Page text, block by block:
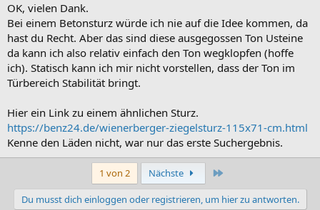
OK, vielen Dank.
Bei einem Betonsturz würde ich nie auf die Idee kommen, da
hast du Recht. Aber das sind diese ausgegossen Ton Usteine
da kann ich also relativ einfach den Ton wegklopfen (hoffe
ich). Statisch kann ich mir nicht vorstellen, dass der Ton im
Türbereich Stabilität bringt.
Hier ein Link zu einem ähnlichen Sturz.
https://benz24.de/wienerberger-ziegelsturz-115x71-cm.html
Kenne den Läden nicht, war nur das erste Suchergebnis.
1 von 2 Nächste
Du musst dich einloggen oder registrieren, um hier zu antworten.